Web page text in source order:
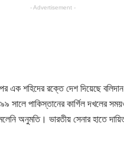
- Advertisement -
এক শহিদের রক্তে দেশ দিয়েছে
পাকিস্তানের কার্গিল দখলের
অনুমতি। ভারতীয় সেনার হাতে